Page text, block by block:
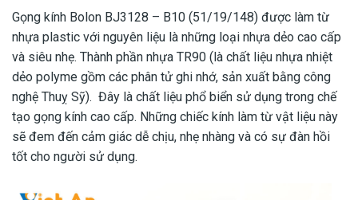
Gọng kính Bolon BJ3128 – B10 (51/19/148) được làm từ
nhựa plastic với nguyên liệu là những loại nhựa dẻo cao cấp
và siêu nhẹ. Thành phần nhựa TR90 (là chất liệu nhựa nhiệt
dẻo polyme gồm các phân tử ghi nhớ, sản xuất bằng công
nghệ Thuỵ Sỹ). Đây là chất liệu phổ biển sử dụng trong chế
tạo gọng kính cao cấp. Những chiếc kính làm từ vật liệu này
sẽ đem đến cảm giác dễ chịu, nhẹ nhàng và có sự đàn hồi
tốt cho người sử dụng.